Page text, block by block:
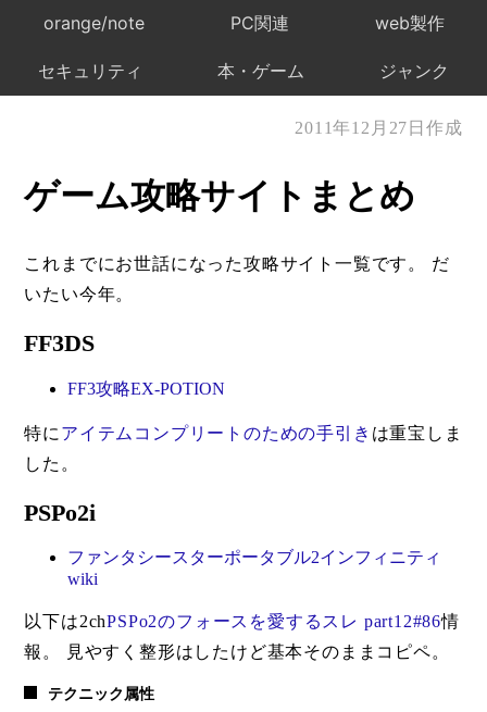
orange/note PC関連 web製作
セキュリティ 本・ゲーム ジャンク
2011年12月27日作成
ゲーム攻略サイトまとめ
これまでにお世話になった攻略サイト一覧です。 だ
いたい今年。
FF3DS
FF3攻略EX-POTION
特に アイテムコンプリートのための手引き は重宝しま
した。
PSPo2i
ファンタシースターポータブル2インフィニティ
wiki
以下は2chPSPo2のフォースを愛するスレ part12#86情
報。 見やすく整形はしたけど基本そのままコピペ。
テクニック属性